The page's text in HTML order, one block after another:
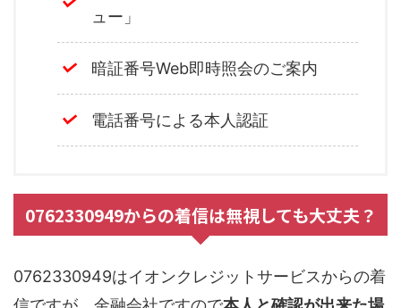
ュー」
暗証番号Web即時照会のご案内
電話番号による本人認証
0762330949からの着信は無視しても大丈夫？
0762330949はイオンクレジットサービスからの着